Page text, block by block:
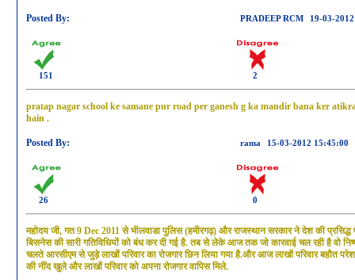
Posted By: PRADEEP RCM 19-03-
151 2
pratap nagar school ke samane pur road per ganesh g ka mandir bana ker
hain .
Posted By: rama 15-03-2012 15:45:00
26 0
महोदय जी, गत 9 Dec 2011 से भीलवाडा पुलिस (हमीरगढ़) और राजस्थान सरकार ने देश की प्रसिद्ध
बिसनेस की सारी गतिविधियों को बंध कर दी गई है. तब से लेके आज तक जो कारवाई चल रही है वो
चलते आरसीएम से जुड़े लाखों परिवार का रोजगार छिन लिया गया है.और आज लाखों परिवार बहौत
की नींद खुले और लाखों परिवार को अपना रोजगार वापिस मिले.